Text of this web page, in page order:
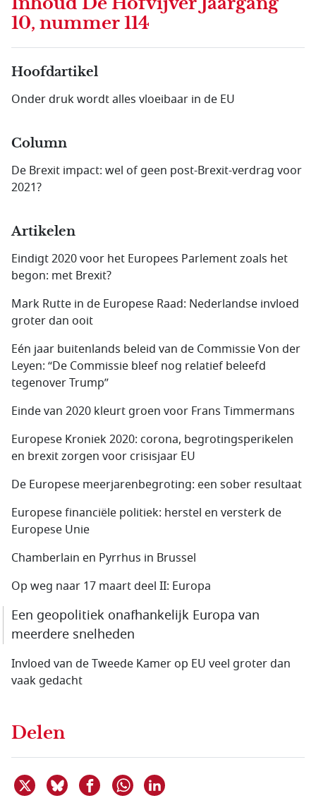
10, nummer 114
Hoofdartikel
Onder druk wordt alles vloeibaar in de EU
Column
De Brexit impact: wel of geen post-Brexit-verdrag voor
2021?
Artikelen
Eindigt 2020 voor het Europees Parlement zoals het
begon: met Brexit?
Mark Rutte in de Europese Raad: Nederlandse invloed
groter dan ooit
Eén jaar buitenlands beleid van de Commissie Von der
Leyen: “De Commissie bleef nog relatief beleefd
tegenover Trump”
Einde van 2020 kleurt groen voor Frans Timmermans
Europese Kroniek 2020: corona, begrotingsperikelen
en brexit zorgen voor crisisjaar EU
De Europese meerjarenbegroting: een sober resultaat
Europese financiële politiek: herstel en versterk de
Europese Unie
Chamberlain en Pyrrhus in Brussel
Op weg naar 17 maart deel II: Europa
Een geopolitiek onafhankelijk Europa van
meerdere snelheden
Invloed van de Tweede Kamer op EU veel groter dan
vaak gedacht
Delen
Deel dit item op X
Deel dit item op Bluesky
Deel dit item op Facebook
Delen via WhatsApp